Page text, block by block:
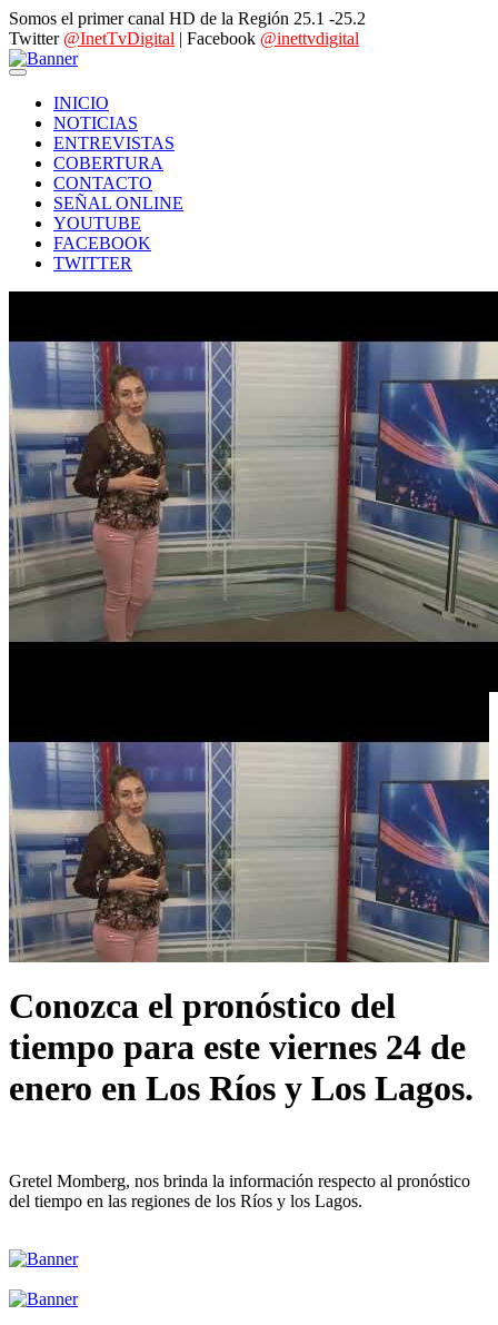
Somos el primer canal HD de la Región 25.1 -25.2
Twitter @InetTvDigital | Facebook @inettvdigital
INICIO
NOTICIAS
ENTREVISTAS
COBERTURA
CONTACTO
SEÑAL ONLINE
YOUTUBE
FACEBOOK
TWITTER
Conozca el pronóstico del
tiempo para este viernes 24 de
enero en Los Ríos y Los Lagos.
Gretel Momberg, nos brinda la información respecto al pronóstico
del tiempo en las regiones de los Ríos y los Lagos.